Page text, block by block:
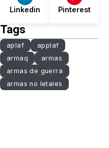
Linkedin Pinterest
Tags
aplaf
applaf
armaq
armas
armas de guerra
armas no letales